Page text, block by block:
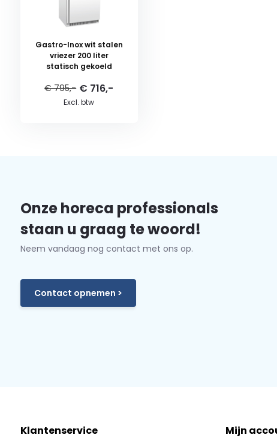
Gastro-Inox wit stalen
vriezer 200 liter
statisch gekoeld
€ 795,- € 716,-
Excl. btw
Onze horeca professionals
staan u graag te woord!
Neem vandaag nog contact met ons op.
Contact opnemen >
Klantenservice Mijn